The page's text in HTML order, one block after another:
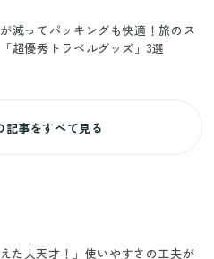
が減ってパッキングも快適！旅のス
超優秀トラベルグッズ」3選
事をすべて見る
えた人天才！」使いやすさの工夫が